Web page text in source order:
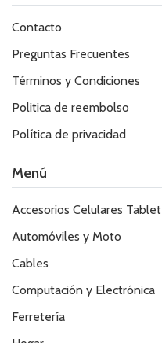
Contacto
Preguntas Frecuentes
Términos y Condiciones
Politica de reembolso
Política de privacidad
Menú
Accesorios Celulares Tablet
Automóviles y Moto
Cables
Computación y Electrónica
Ferretería